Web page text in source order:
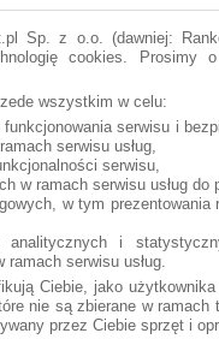
czy ocen użytkowników
ich rzetelności, jak i
i usług banków, firm
portali należących do
jak i negatywne
Sp. z o.o. (dawniej:
cookies. Prosimy
wszystkim w celu:
funkcjonowania serwisu i
serwisu usług,
serwisu,
w ramach serwisu usług do
w tym prezentowania
analitycznych i
serwisu usług.
Ciebie, jako
nie są zbierane w
przez Ciebie sprzęt i